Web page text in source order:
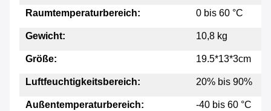
Raumtemperaturbereich: 0 bis 60 °C
Gewicht: 10,8 kg
Größe: 19.5*13*3cm
Luftfeuchtigkeitsbereich: 20% bis 90%
Außentemperaturbereich: -40 bis 60 °C